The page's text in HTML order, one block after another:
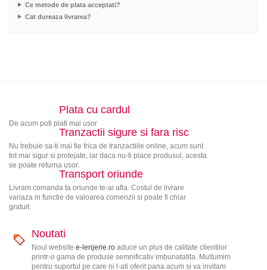
Ce metode de plata acceptati?
Cat dureaza livrarea?
Plata cu cardul
De acum poti plati mai usor
Tranzactii sigure si fara risc
Nu trebuie sa-ti mai fie frica de tranzactiile online, acum sunt
tot mai sigur si protejate, iar daca nu-ti place produsul, acesta
se poate returna usor.
Transport oriunde
Livram comanda ta oriunde te-ai afla. Costul de livrare
variaza in functie de valoarea comenzii si poate fi chiar
gratuit.
Noutati
Noul website e-lenjerie.roaduce un plus de calitate clientilor
printr-o gama de produse semnificativ imbunatatita. Multumim
pentru suportul pe care ni l-ati oferit pana acum si va invitam